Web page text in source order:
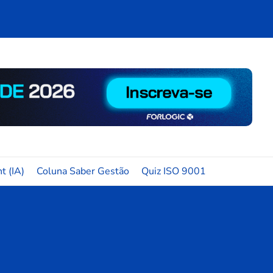
(IA) Coluna Saber Gestão Quiz ISO 9001